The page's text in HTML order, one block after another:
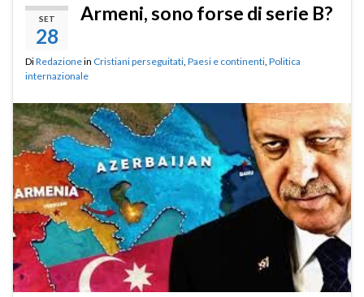
SET
28
Armeni, sono forse di serie B?
DiRedazionein Cristiani perseguitati Paesi e continenti Politica
internazionale